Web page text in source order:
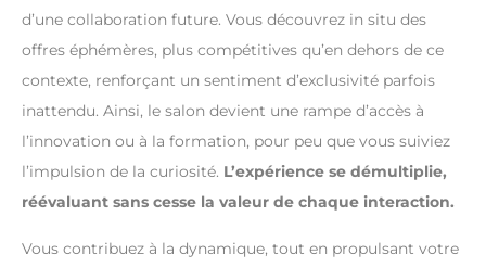
d’une collaboration future. Vous découvrez in situ des
offres éphémères, plus compétitives qu’en dehors de ce
contexte, renforçant un sentiment d’exclusivité parfois
inattendu. Ainsi, le salon devient une rampe d’accès à
l’innovation ou à la formation, pour peu que vous suiviez
l’impulsion de la curiosité. L’expérience se démultiplie,
réévaluant sans cesse la valeur de chaque interaction.
Vous contribuez à la dynamique, tout en propulsant votre